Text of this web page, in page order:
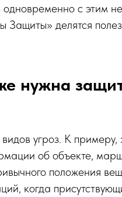
с этим
Защиты» делятся
нужна
угроз. К примеру,
об объекте,
положения
когда